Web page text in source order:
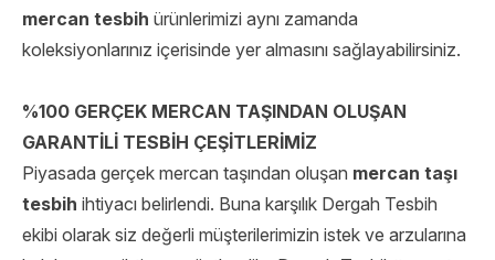
mercan tesbih ürünlerimizi aynı zamanda
koleksiyonlarınız içerisinde yer almasını sağlayabilirsiniz.
%100 GERÇEK MERCAN TAŞINDAN OLUŞAN
GARANTİLİ TESBİH ÇEŞİTLERİMİZ
Piyasada gerçek mercan taşından oluşan mercan taşı
tesbih ihtiyacı belirlendi. Buna karşılık Dergah Tesbih
ekibi olarak siz değerli müşterilerimizin istek ve arzularına